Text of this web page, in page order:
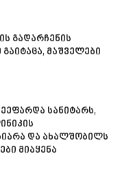
გადარჩენის
მაშველები
სანიტარს,
და ახალშობილს
მიაყენა